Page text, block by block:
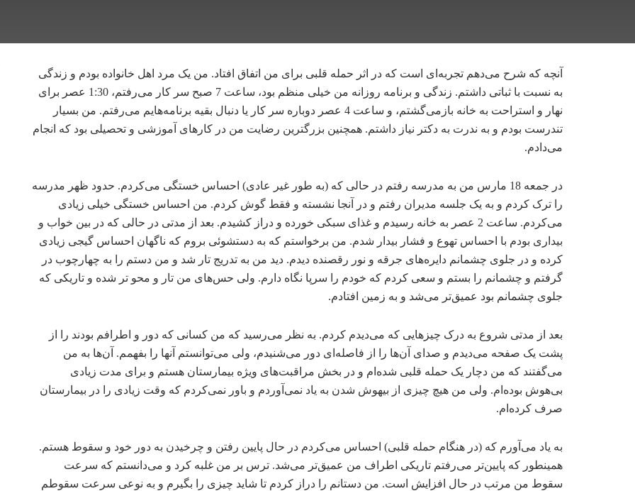
آنچه که شرح می‌دهم تجربه‌ای است که در اثر حمله قلبی برای من اتفاق افتاد. من یک مرد اهل خانواده بودم و زندگی
به نسبت با ثباتی داشتم. زندگی و برنامه روزانه من خیلی منظم بود، ساعت 7 صبح سر کار می‌رفتم، 1:30 عصر برای
نهار و استراحت به خانه بازمی‌گشتم، و ساعت 4 عصر دوباره سر کار یا دنبال بقیه برنامه‌هایم می‌رفتم. من بسیار
تندرست بودم و به ندرت به دکتر نیاز داشتم. همچنین بزرگترین رضایت من در کارهای آموزشی و تحصیلی بود که انجام
می‌دادم.
در جمعه 18 مارس من به مدرسه رفتم در حالی که (به طور غیر عادی) احساس خستگی می‌کردم. حدود ظهر مدرسه
را ترک کردم و به یک جلسه مدیران رفتم و در آنجا نشسته و فقط گوش کردم. من احساس خستگی خیلی زیادی
می‌کردم. ساعت 2 عصر به خانه رسیدم و غذای سبکی خورده و دراز کشیدم. بعد از مدتی در حالی که در بین خواب و
بیداری بودم با احساس تهوع و فشار بیدار شدم. من برخواستم که به دستشوئی بروم که ناگهان احساس گیجی زیادی
کرده و در جلوی چشمانم دایره‌های جرقه و نور رقصنده دیدم. دید من به تدریج تار شد و من دستم را به چهارچوب در
گرفتم و چشمانم را بستم و سعی کردم که خودم را سرپا نگاه دارم. ولی حس‌های من تار و محو تر شده و تاریکی که
جلوی چشمانم بود عمیق‌تر می‌شد و به زمین افتادم.
بعد از مدتی شروع به درک چیزهایی که می‌دیدم کردم. به نظر می‌رسید که من کسانی که دور و اطرافم بودند را از
پشت یک صفحه می‌دیدم و صدای آن‌ها را از فاصله‌ای دور می‌شنیدم، ولی می‌توانستم آنها را بفهمم. آن‌ها به من
می‌گفتند که من دچار یک حمله قلبی شده‌ام و در بخش مراقبت‌های ویژه بیمارستان هستم و برای مدت زیادی
بی‌هوش بوده‌ام. ولی من هیچ چیزی از ‌بیهوش شدن به یاد نمی‌آوردم و باور نمی‌کردم که وقت زیادی را در بیمارستان
صرف کرده‌ام.
به یاد می‌آورم که (در هنگام حمله قلبی) احساس می‌کردم در حال پایین رفتن و چرخیدن به دور خود و سقوط هستم.
همینطور که پایین‌تر می‌رفتم تاریکی اطراف من عمیق‌تر می‌شد. ترس بر من غلبه کرد و می‌دانستم که سرعت
سقوط من مرتب در حال افزایش است. من دستانم را دراز کردم تا شاید چیزی را بگیرم و به نوعی سرعت سقوطم